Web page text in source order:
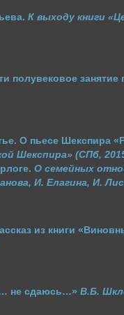
К выходу книги
полувековое занятие
О пьесе Шекспира
Шекспира» (СПб,
О семейных
И. Елагина, И.
из книги
не сдаюсь…» В.Б.